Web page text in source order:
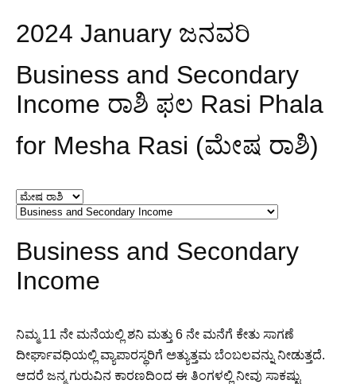
2024 January ಜನವರಿ
Business and Secondary
Income ರಾಶಿ ಫಲ Rasi Phala
for Mesha Rasi (ಮೇಷ ರಾಶಿ)
Business and Secondary
Income
ನಿಮ್ಮ 11 ನೇ ಮನೆಯಲ್ಲಿ ಶನಿ ಮತ್ತು 6 ನೇ ಮನೆಗೆ ಕೇತು ಸಾಗಣೆ
ದೀರ್ಘಾವಧಿಯಲ್ಲಿ ವ್ಯಾಪಾರಸ್ಥರಿಗೆ ಅತ್ಯುತ್ತಮ ಬೆಂಬಲವನ್ನು ನೀಡುತ್ತದೆ.
ಆದರೆ ಜನ್ಮ ಗುರುವಿನ ಕಾರಣದಿಂದ ಈ ತಿಂಗಳಲ್ಲಿ ನೀವು ಸಾಕಷ್ಟು